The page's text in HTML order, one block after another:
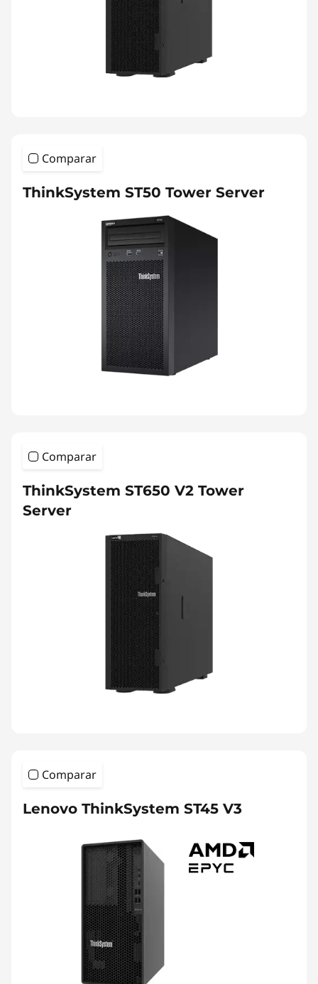
Comparar
ThinkSystem ST50 Tower Server
Comparar
ThinkSystem ST650 V2 Tower
Server
Comparar
Lenovo ThinkSystem ST45 V3